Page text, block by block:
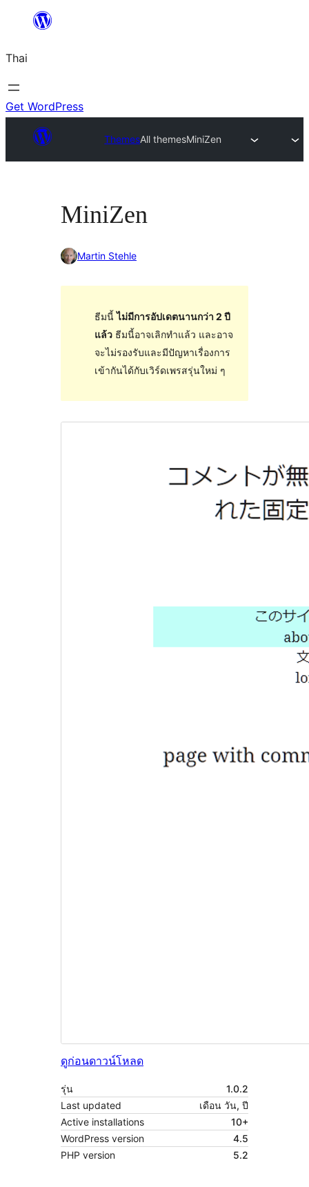
ยัง
เนื้อหา
Thai
Get WordPress
ThemesAll themesMiniZen
MiniZen
Martin Stehle
ธีมนี้ไม่มีการอัปเดตนานกว่า 2 ปี
แล้วธีมนี้อาจเลิกทำแล้ว และอาจ
จะไม่รองรับและมีปัญหาเรื่องการ
เข้ากันได้กับเวิร์ดเพรสรุ่นใหม่ ๆ
ดูก่อนดาวน์โหลด
รุ่น
1.0.2
Last updated
เดือน วัน, ปี
Active installations
10+
WordPress version
4.5
PHP version
5.2